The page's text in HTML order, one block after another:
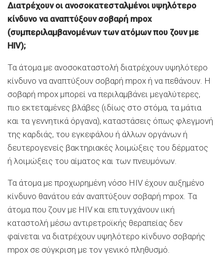
Διατρέχουν οι ανοσοκατεσταλμένοι υψηλότερο
κίνδυνο να αναπτύξουν σοβαρή mpox
(συμπεριλαμβανομένων των ατόμων που ζουν με
HIV);
Τα άτομα με ανοσοκαταστολή διατρέχουν υψηλότερο
κίνδυνο να αναπτύξουν σοβαρή mpox ή να πεθάνουν. Η
σοβαρή mpox μπορεί να περιλαμβάνει μεγαλύτερες,
πιο εκτεταμένες βλάβες (ιδίως στο στόμα, τα μάτια
και τα γεννητικά όργανα), καταστάσεις όπως φλεγμονή
της καρδιάς, του εγκεφάλου ή άλλων οργάνων ή
δευτερογενείς βακτηριακές λοιμώξεις του δέρματος
ή λοιμώξεις του αίματος και των πνευμόνων.
Τα άτομα με προχωρημένη νόσο HIV έχουν αυξημένο
κίνδυνο θανάτου εάν αναπτύξουν σοβαρή mpox. Τα
άτομα που ζουν με HIV και επιτυγχάνουν ιική
καταστολή μέσω αντιρετροϊκής θεραπείας δεν
φαίνεται να διατρέχουν υψηλότερο κίνδυνο σοβαρής
mpox σε σύγκριση με τον γενικό πληθυσμό.